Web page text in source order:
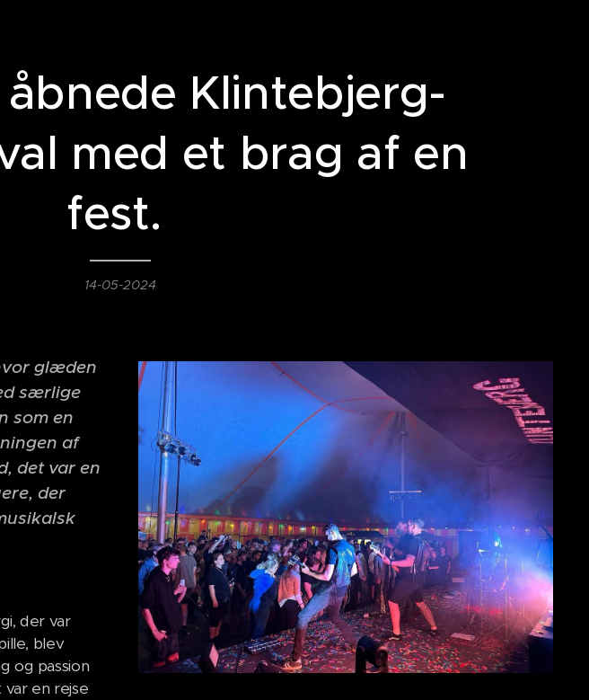
Klintebjerg-
med et brag af en
fest.
14-05-2024
glæden
særlige
som en
af
det var en
der
der var
blev
og passion
en rejse